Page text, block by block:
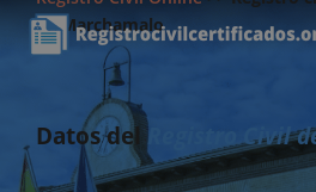
de Marchamalo
Datos del Registro Civil